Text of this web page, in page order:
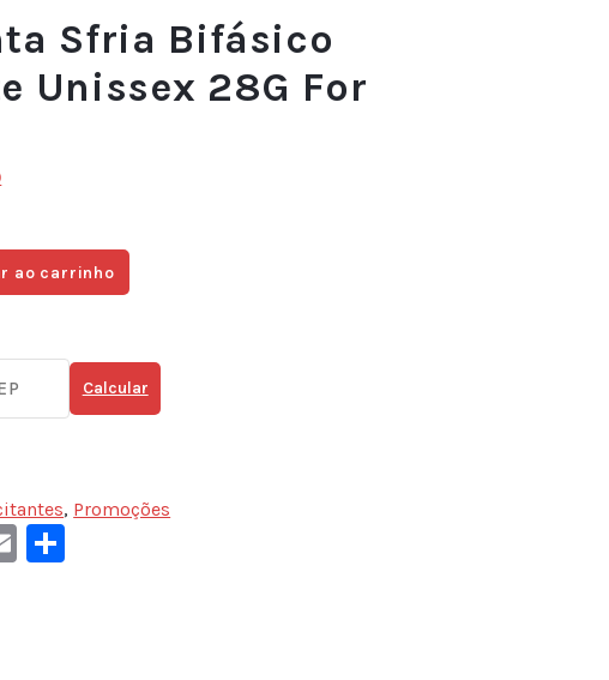
Sfria Bifásico
Unissex 28G For
ao carrinho
Calcular
, Promoções
Email